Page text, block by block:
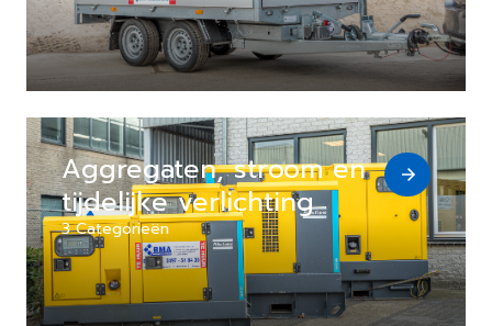
Aggregaten, stroom en
tijdelijke verlichting
3 Categorieën